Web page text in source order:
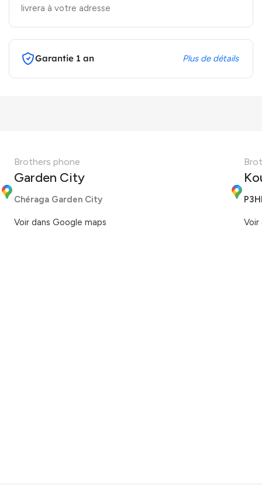
livrera à votre adresse
Garantie 1 an Plus de détails
Brothers phone
Garden City
Chéraga Garden City
Voir dans Google maps Voir